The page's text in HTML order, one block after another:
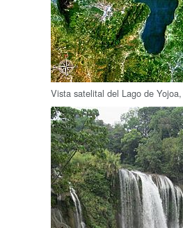
Vista satelital del Lago de